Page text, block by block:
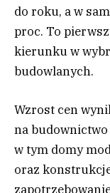
do roku, a w
proc. To
kierunku w
budowlanych.
Wzrost cen
na
w tym domy
oraz